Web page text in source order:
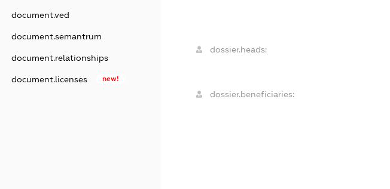
document.ved
document.semantrum
document.relationships
document.licenses new!
dossier.heads:
dossier.beneficiaries: